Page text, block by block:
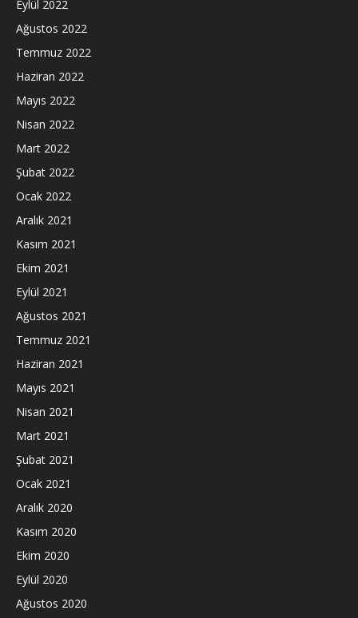
Eylül 2022
Ağustos 2022
Temmuz 2022
Haziran 2022
Mayıs 2022
Nisan 2022
Mart 2022
Şubat 2022
Ocak 2022
Aralık 2021
Kasım 2021
Ekim 2021
Eylül 2021
Ağustos 2021
Temmuz 2021
Haziran 2021
Mayıs 2021
Nisan 2021
Mart 2021
Şubat 2021
Ocak 2021
Aralık 2020
Kasım 2020
Ekim 2020
Eylül 2020
Ağustos 2020